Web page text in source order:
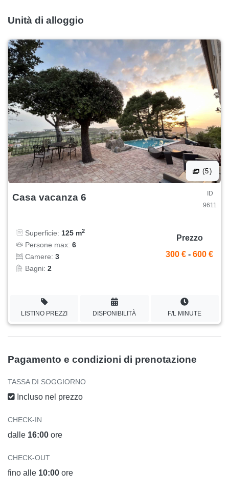
Unità di alloggio
(5)
Casa vacanza 6
ID
9611
Superficie: 125 m2
Persone max: 6
Camere: 3
Bagni: 2
Prezzo
300 € - 600 €
LISTINO PREZZI DISPONIBILITÀ F/L MINUTE
Pagamento e condizioni di prenotazione
TASSA DI SOGGIORNO
Incluso nel prezzo
CHECK-IN
dalle 16:00 ore
CHECK-OUT
fino alle 10:00 ore